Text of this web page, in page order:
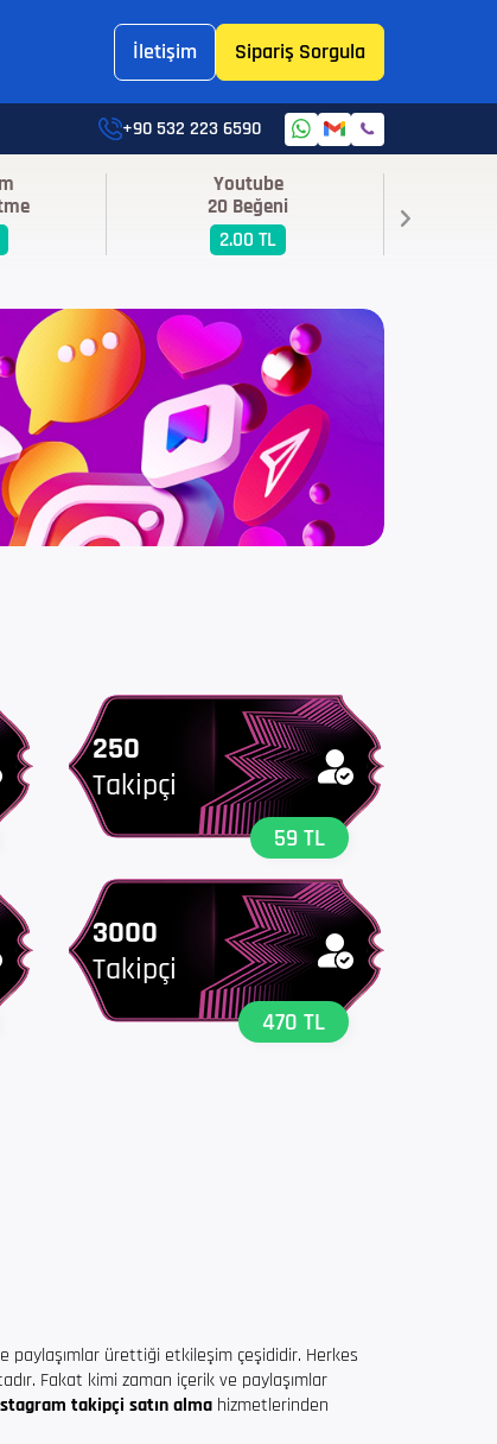
İletişim Sipariş Sorgula
+90 532 223 6590
Youtube
20 Beğeni
2.00 TL
250
Takipçi
59 TL
3000
Takipçi
470 TL
paylaşımlar ürettiği etkileşim çeşididir. Herkes
Fakat kimi zaman içerik ve paylaşımlar
takipçi satın alma hizmetlerinden